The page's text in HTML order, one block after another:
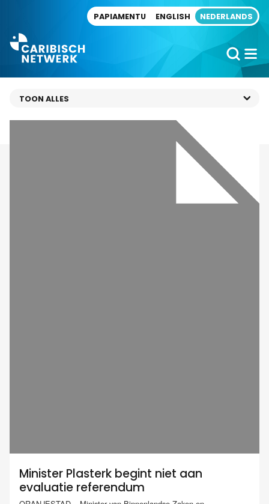
PAPIAMENTU ENGLISH NEDERLANDS
Minister Plasterk begint niet aan
evaluatie referendum